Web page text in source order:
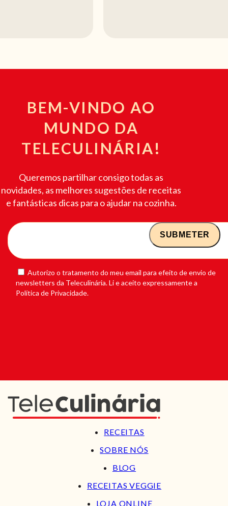
BEM-VINDO AO
MUNDO DA
TELECULINÁRIA!
Queremos partilhar consigo todas as
novidades, as melhores sugestões de receitas
e fantásticas dicas para o ajudar na cozinha.
Autorizo o tratamento do meu email para efeito de envio de
newsletters da Teleculinária. Li e aceito expressamente a
Política de Privacidade.
RECEITAS
SOBRE NÓS
BLOG
RECEITAS VEGGIE
LOJA ONLINE